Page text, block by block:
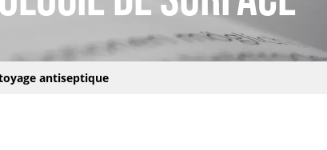
antiseptique